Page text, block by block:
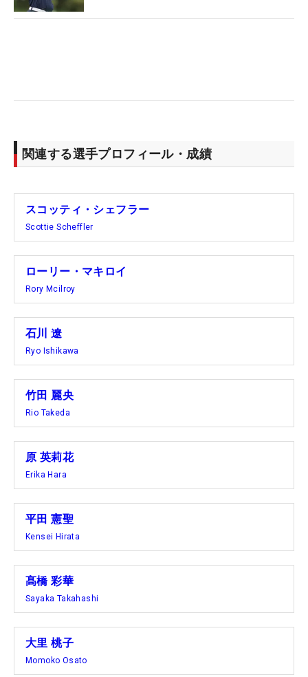
関連する選手プロフィール・成績
スコッティ・シェフラー
Scottie Scheffler
ローリー・マキロイ
Rory Mcilroy
石川 遼
Ryo Ishikawa
竹田 麗央
Rio Takeda
原 英莉花
Erika Hara
平田 憲聖
Kensei Hirata
髙橋 彩華
Sayaka Takahashi
大里 桃子
Momoko Osato